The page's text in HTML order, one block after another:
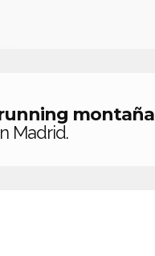
montaña
Madrid.